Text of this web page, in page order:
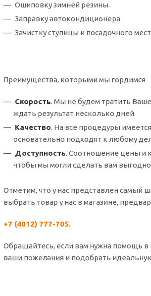
Ошиповку зимней резины.
Заправку автокондиционера
Зачистку ступицы и посадочного
Преимущества, которыми мы гордимся
Скорость. Мы не будем тратить
ждать результат несколько дней.
Качество. На все процедуры
основательно подходят к любому
Доступность. Соотношение цены и
чтобы мы могли сделать вам
Отметим, что у нас представлен самый
выбрать товар у нас в магазине,
+7 (4012) 777-705.
Обращайтесь, если вам нужна помощь в
ваши пожелания и подобрать